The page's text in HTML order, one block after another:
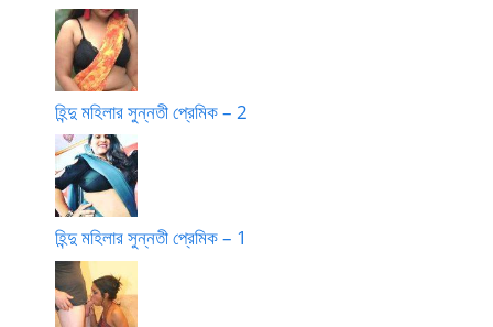
হিন্দু মহিলার সুন্নতী প্রেমিক – 2
হিন্দু মহিলার সুন্নতী প্রেমিক – 1